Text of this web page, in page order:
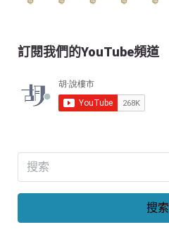
訂閱我們的YouTube頻道
搜索